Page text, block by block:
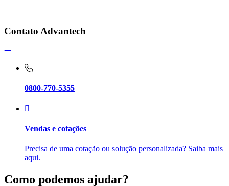
Contato Advantech
0800-770-5355
Vendas e cotações
Precisa de uma cotação ou solução personalizada? Saiba mais
aqui.
Como podemos ajudar?